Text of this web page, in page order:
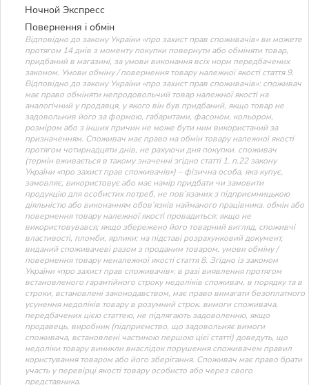
Ночной Экспресс
Повернення і обмін
Відповідно до закону України «про захист прав споживачів» ви можете
протягом 14 днів з моменту покупки повернути або обміняти товар,
придбаний в магазині, за умови виконання всіх норм передбачених
законом. Умови обміну / повернення товару належної якості стаття 9.
Відповідно до закону України «про захист прав споживачів»: споживач
має право обміняти непродовольчий товар належної якості на
аналогічний у продавця, у якого він був придбаний, якщо товар не
задовольнив його за формою, габаритами, фасоном, кольором,
розміром або з інших причин не може бути ним використаний за
призначенням. Споживач має право на обмін товару належної якості
протягом чотирнадцяти днів, не рахуючи дня покупки. споживач
(термін вживається в такому значенні згідно статті 1. п.22 закону
України «про захист прав споживачів») – фізична особа, яка купує,
замовляє, використовує або має намір придбати чи замовити
продукцію для особистих потреб, не пов’язаних з підприємницькою
діяльністю або виконанням обов’язків найманого працівника. обмін або
повернення товару належної якості провадиться: якщо не
використовувався; якщо збережено його товарний вигляд, споживчі
властивості, пломби, ярлики; на підставі розрахунковий документ,
виданий споживачеві разом з проданим товаром. умови обміну /
повернення товару неналежної якості стаття 8. Згідно із законом
України «про захист прав споживачів»: в разі виявлення протягом
встановленого гарантійного строку недоліків споживач, в порядку та в
строки, встановлені законодавством, має право вимагати безоплатного
усунення недоліків товару в розумний строк. вимоги споживача,
передбачених цією статтею, не підлягають задоволенню, якщо
продавець, виробник (підприємство, що задовольняє вимоги
споживача, встановлені частиною першою цієї статті) доведуть, що
недоліки товару виникли внаслідок порушення споживачем правил
користування товаром або його зберігання. Споживач має право брати
участь у перевірці якості товару особисто або через свого
представника.